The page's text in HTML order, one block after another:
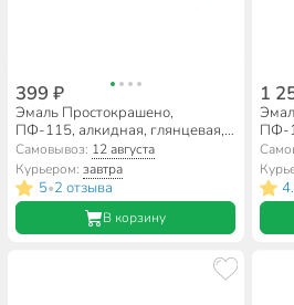
399 ₽
Эмаль Простокрашено,
ПФ-115, алкидная, глянцевая,
зеленая, 0.8 кг
Самовывоз: 12 августа
Курьером:завтра
5•2 отзыва
В корзину
1
ПФ-